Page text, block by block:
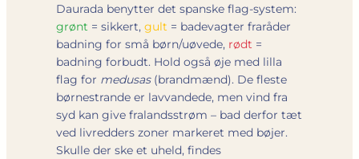
Daurada benytter det spanske flag-system:
grønt = sikkert, gult = badevagter fraråder
badning for små børn/uøvede, rødt =
badning forbudt. Hold også øje med lilla
flag for medusas(brandmænd). De fleste
børnestrande er lavvandede, men vind fra
syd kan give fralandsstrøm – bad derfor tæt
ved livredders zoner markeret med bøjer.
Skulle der ske et uheld, findes